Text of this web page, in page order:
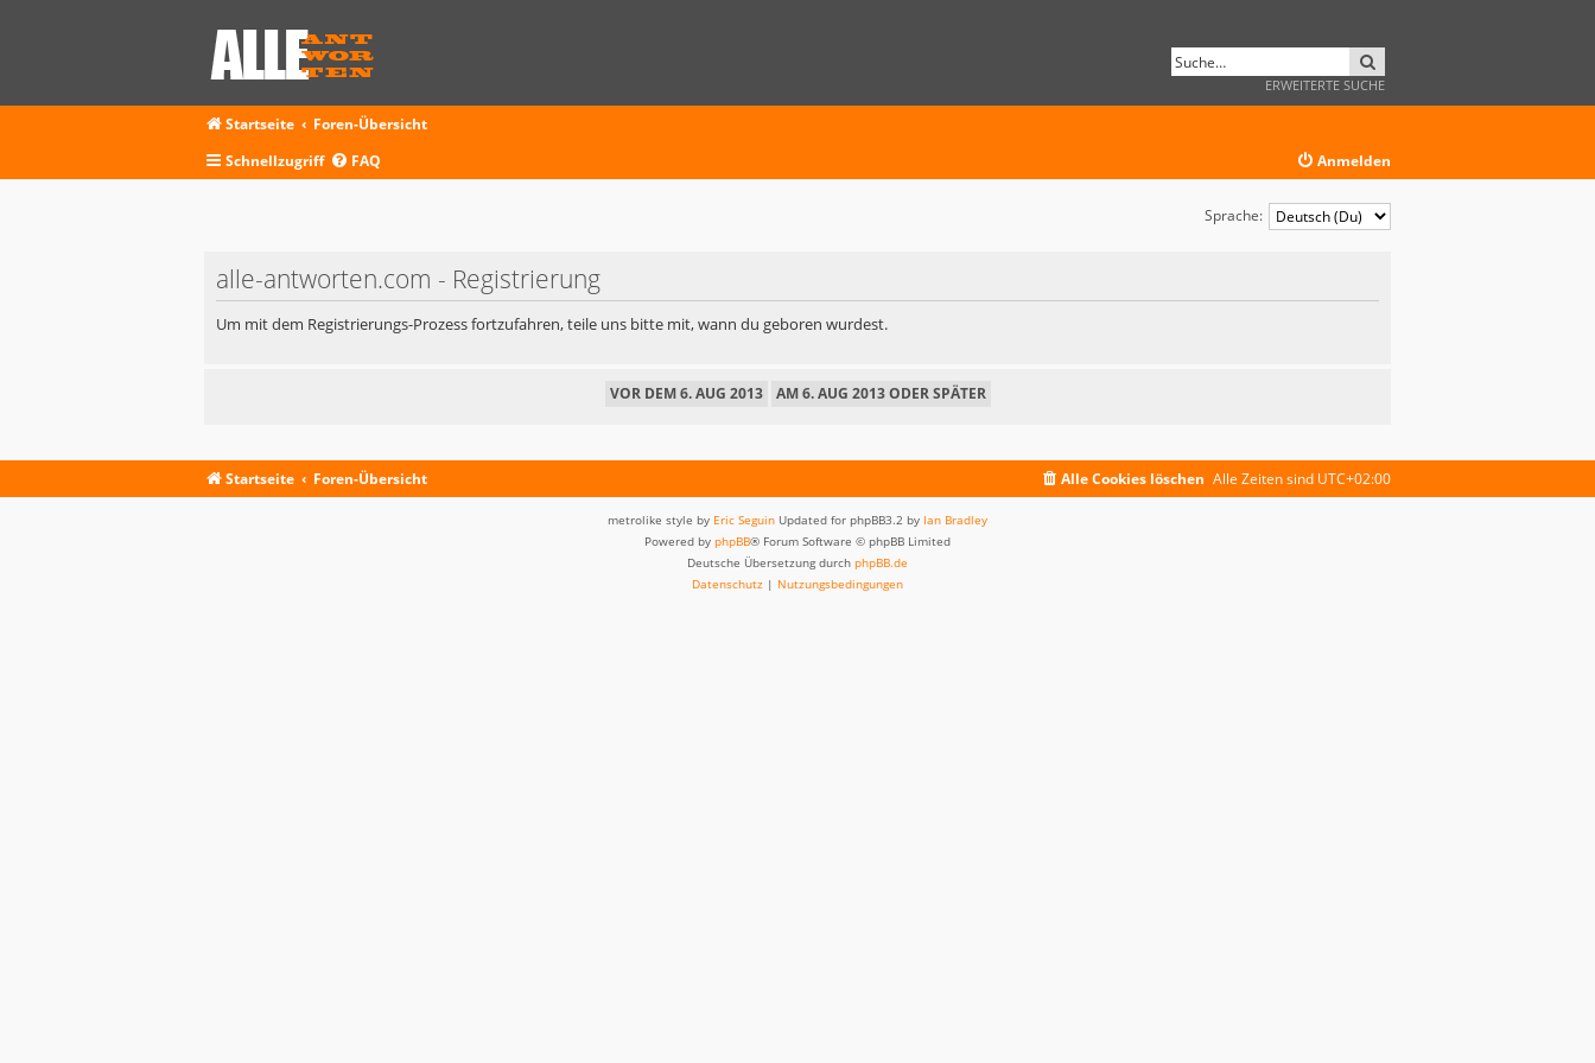
ERWEITERTE SUCHE
Startseite
Foren-Übersicht
Schnellzugriff
FAQ Anmelden
Sprache:
alle-antworten.com - Registrierung
Um mit dem Registrierungs-Prozess fortzufahren, teile uns bitte mit, wann du geboren wurdest.
Startseite Foren-Übersicht Alle Zeiten sind UTC+02:00
Alle Cookies löschen
metrolike style by Eric Seguin Updated for phpBB3.2 by Ian Bradley
Powered by phpBB® Forum Software © phpBB Limited
Deutsche Übersetzung durch phpBB.de
Datenschutz | Nutzungsbedingungen